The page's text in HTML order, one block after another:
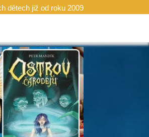
dětech již od roku 2009